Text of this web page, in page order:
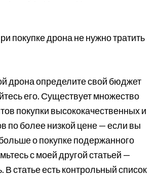
покупке дрона не нужно тратить
дрона определите свой бюджет
его. Существует множество
покупки высококачественных и
по более низкой цене — если вы
о покупке подержанного
с моей другой статьей —
В статье есть контрольный список